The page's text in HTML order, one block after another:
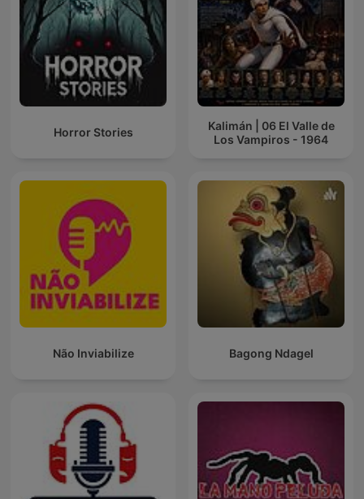
Horror Stories
Kalimán | 06 El Valle de
Los Vampiros - 1964
Não Inviabilize Bagong Ndagel